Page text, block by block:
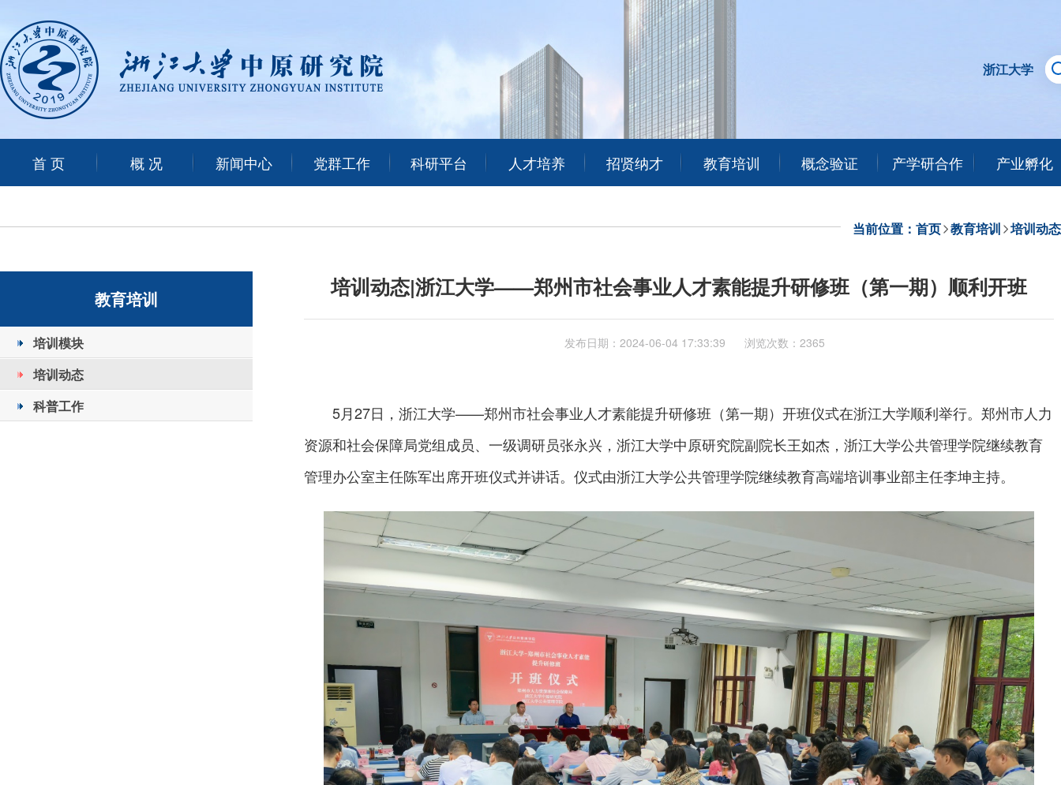
浙江大学
首 页 概 况 新闻中心 党群工作 科研平台 人才培养 招贤纳才 教育培训 概念验证 产学研合作 产业孵化
当前位置： 首页 教育培训 培训动态
教育培训
培训模块
培训动态
科普工作
培训动态|浙江大学——郑州市社会事业人才素能提升研修班（第一期）顺利开班
发布日期： 2024-06-04 17:33:39 浏览次数：2365
5月27日，浙江大学——郑州市社会事业人才素能提升研修班（第一期）开班仪式在浙江大学顺利举行。郑州市人力
资源和社会保障局党组成员、一级调研员张永兴，浙江大学中原研究院副院长王如杰，浙江大学公共管理学院继续教育
管理办公室主任陈军出席开班仪式并讲话。仪式由浙江大学公共管理学院继续教育高端培训事业部主任李坤主持。